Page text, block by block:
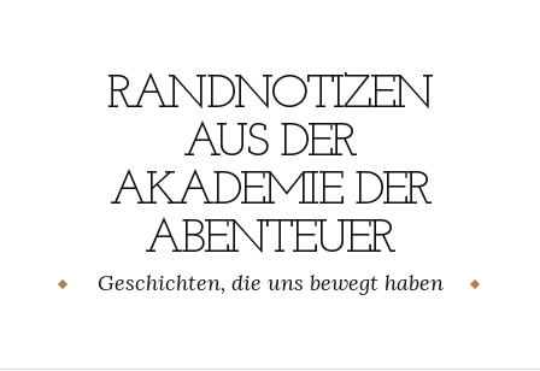
RANDNOTIZEN
AUS DER
AKADEMIE DER
ABENTEUER
Geschichten, die uns bewegt haben